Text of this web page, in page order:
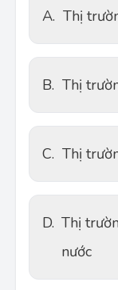
A. Thị
B. Thị
C. Thị
D. Thị
nước